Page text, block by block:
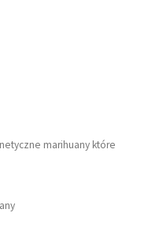
marihuany które